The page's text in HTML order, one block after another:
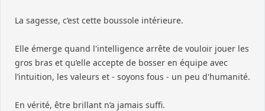
La sagesse, c’est cette boussole intérieure.
Elle émerge quand l'intelligence arrête de vouloir jouer les
gros bras et qu’elle accepte de bosser en équipe avec
l’intuition, les valeurs et - soyons fous - un peu d'humanité.
En vérité, être brillant n’a jamais suffi.